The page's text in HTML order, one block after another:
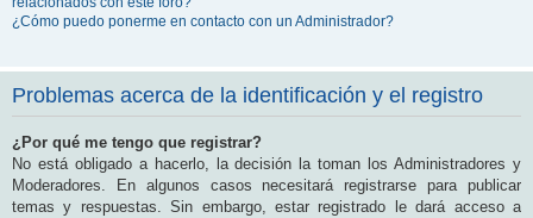
¿Cómo puedo ponerme en contacto con un Administrador?
Problemas acerca de la identificación y el registro
¿Por qué me tengo que registrar?
No está obligado a hacerlo, la decisión la toman los Administradores y
Moderadores. En algunos casos necesitará registrarse para publicar
temas y respuestas. Sin embargo, estar registrado le dará acceso a